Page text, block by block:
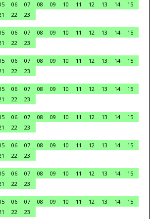
06 07 08 09 10 11 12 13 14
15
22
23
06 07 08 09 10 11 12 13 14
15
22
23
06 07 08 09 10 11 12 13 14
15
22
23
06 07 08 09 10 11 12 13 14
15
22
23
06 07 08 09 10 11 12 13 14
15
22
23
06 07 08 09 10 11 12 13 14
15
22
23
06 07 08 09 10 11 12 13 14
15
22
23
06 07 08 09 10 11 12 13 14
15
22
23